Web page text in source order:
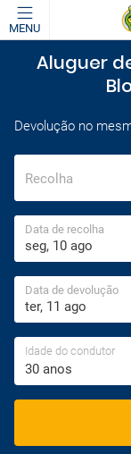
MENU
Aluguer
Devolução no
Recolha
Data de recolha
Data de devolução
Idade do condutor
30 anos